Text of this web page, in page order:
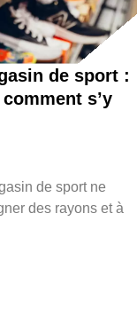
de sport :
s’y
de sport ne
des rayons et à